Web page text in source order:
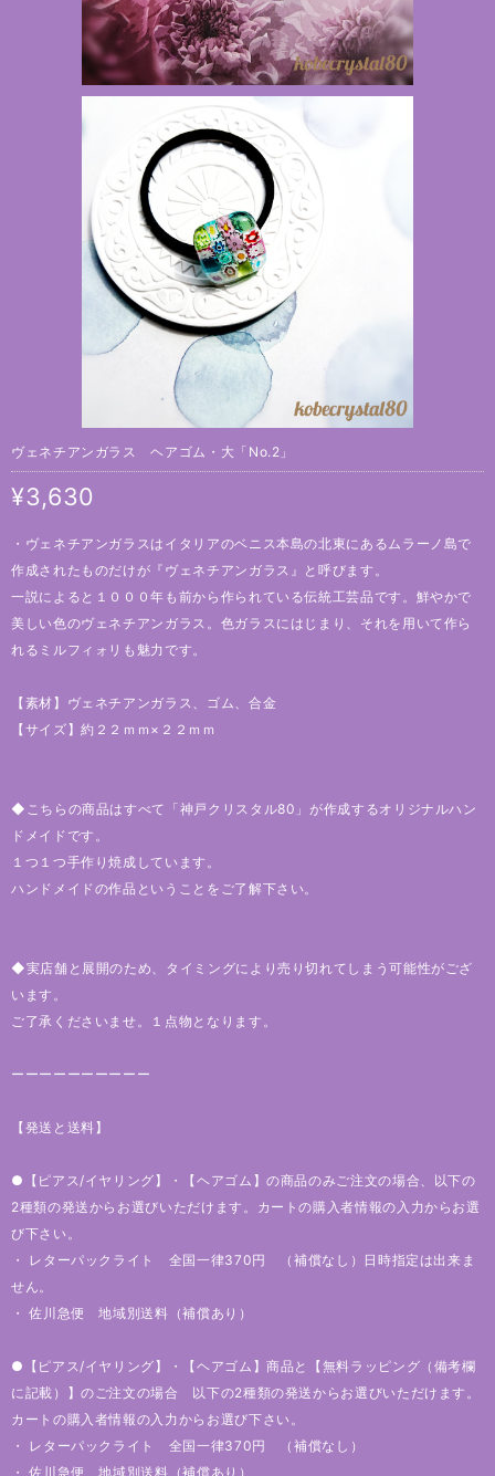
ヴェネチアンガラス ヘアゴム・大「No.2」
¥3,630
・ヴェネチアンガラスはイタリアのベニス本島の北東にあるムラーノ島で
作成されたものだけが『ヴェネチアンガラス』と呼びます。
一説によると１０００年も前から作られている伝統工芸品です。鮮やかで
美しい色のヴェネチアンガラス。色ガラスにはじまり、それを用いて作ら
れるミルフィォリも魅力です。
【素材】ヴェネチアンガラス、ゴム、合金
【サイズ】約２２ｍｍ×２２ｍｍ
◆こちらの商品はすべて「神戸クリスタル80」が作成するオリジナルハン
ドメイドです。
１つ１つ手作り焼成しています。
ハンドメイドの作品ということをご了解下さい。
◆実店舗と展開のため、タイミングにより売り切れてしまう可能性がござ
います。
ご了承くださいませ。１点物となります。
ーーーーーーーーーー
【発送と送料】
●【ピアス/イヤリング】・【ヘアゴム】の商品のみご注文の場合、以下の
2種類の発送からお選びいただけます。カートの購入者情報の入力からお選
び下さい。
・ レターパックライト 全国一律370円 （補償なし）日時指定は出来ま
せん。
・ 佐川急便 地域別送料（補償あり）
●【ピアス/イヤリング】・【ヘアゴム】商品と【無料ラッピング（備考欄
に記載）】のご注文の場合 以下の2種類の発送からお選びいただけます。
カートの購入者情報の入力からお選び下さい。
・ レターパックライト 全国一律370円 （補償なし）
・ 佐川急便 地域別送料（補償あり）